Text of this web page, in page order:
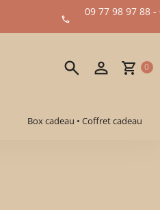
09 77 98 97 88 -
0
Box cadeau • Coffret cadeau